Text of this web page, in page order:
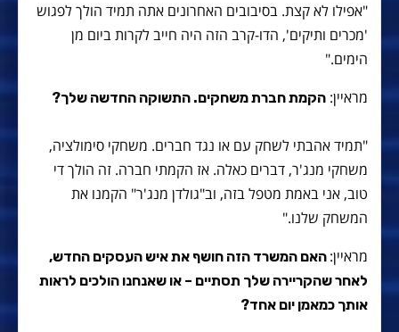
"אפילו לא קצת. בסיבובים האחרונים אתה תמיד הולך לפגוש
'מכרים ותיקים', הדו-קרב הזה היה חייב לקרות ביום מן
הימים."
מראיין: הקמת חברת משחקים. התשוקה החדשה שלך?
"תמיד אהבתי לשחק עם או נגד חברים. משחקי סימולציה,
משחקי מנג'ר, דברים כאלה. אז הקמתי חברה. זה הולך די
טוב, אני באמת מטפל בזה, וב"גולדן מנג'ר" הקמנו את
המשחק שלנו."
מראיין: האם המשרד הזה חושף את איש העסקים החדש,
לאחר שהקריירה שלך תסתיים – או שאנחנו הולכים לראות
אותך כמאמן יום אחד?